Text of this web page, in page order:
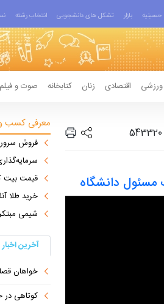
حسینیه بازار تشکل های دانشجویی انتخاب رشته
ورزشی اقتصادی زنان کتابخانه صوت و فیلم
مسئول دانشگاه
معرفی کسب و
فروش
قیمت بیت
خرید طلا
شیمی
آخرین اخبار
خواهان
کوتاهی در